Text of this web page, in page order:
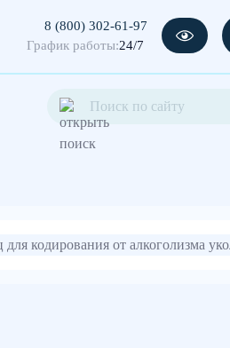
8 (800) 302-61-97
График работы:24/7